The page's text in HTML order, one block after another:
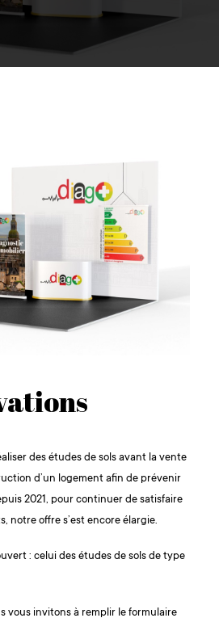
des études de sols avant la vente
d’un logement afin de prévenir
2021, pour continuer de satisfaire
notre offre s’est encore élargie.
: celui des études de sols de type
vous invitons à remplir le formulaire